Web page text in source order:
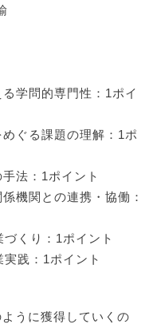
学問的専門性：1ポイ
ぐる課題の理解：1ポ
法：1ポイント
機関との連携・協働：
くり：1ポイント
実践：1ポイント
うに獲得していくの